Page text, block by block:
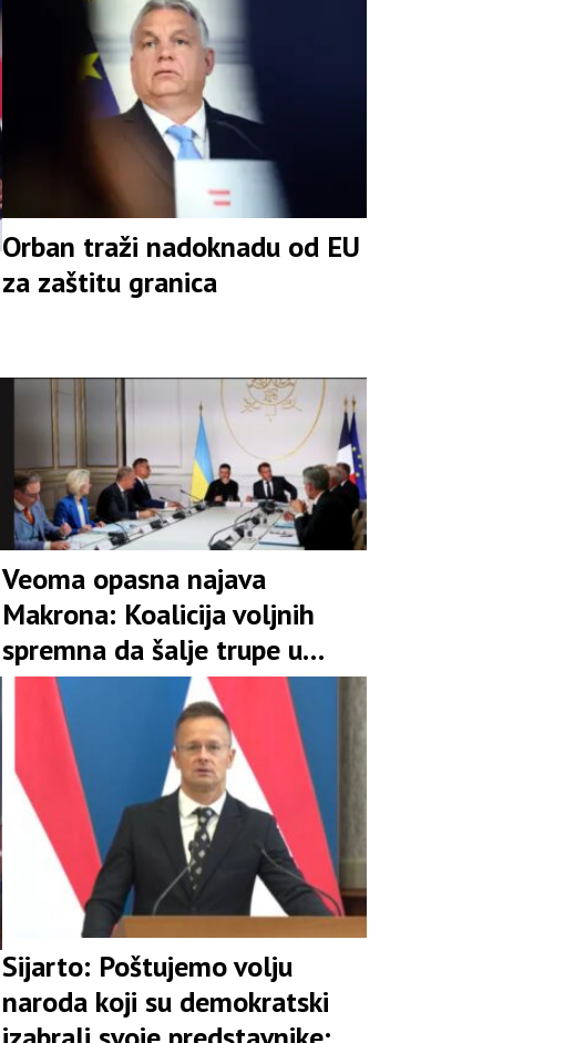
Orban traži nadoknadu od EU
za zaštitu granica
Veoma opasna najava
Makrona: Koalicija voljnih
spremna da šalje trupe u
Ukrajinu!
Sijarto: Poštujemo volju
naroda koji su demokratski